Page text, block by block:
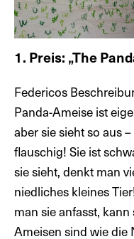
1. Preis: „The
Federicos
Panda-Ameise ist
aber sie sieht so aus
flauschig! Sie ist
sie sieht, denkt man
niedliches kleines
man sie anfasst,
Ameisen sind wie die